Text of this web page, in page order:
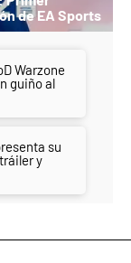
de EA Sports
Warzone
guiño al
su
y